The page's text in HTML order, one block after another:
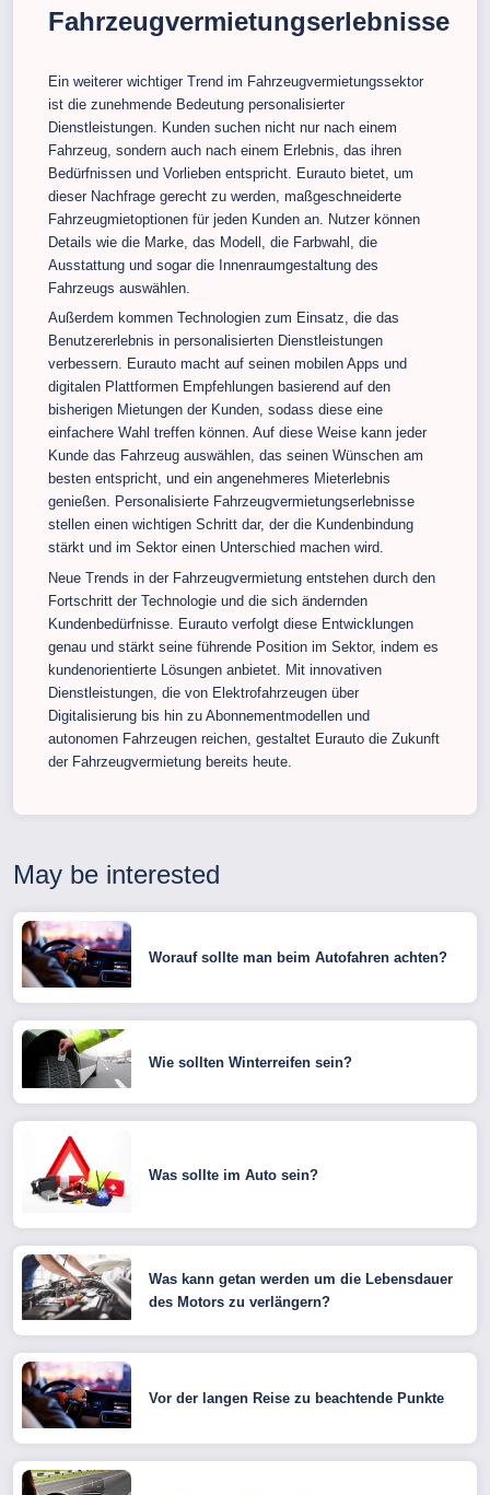
Fahrzeugvermietungserlebnisse
Ein weiterer wichtiger Trend im Fahrzeugvermietungssektor
ist die zunehmende Bedeutung personalisierter
Dienstleistungen. Kunden suchen nicht nur nach einem
Fahrzeug, sondern auch nach einem Erlebnis, das ihren
Bedürfnissen und Vorlieben entspricht. Eurauto bietet, um
dieser Nachfrage gerecht zu werden, maßgeschneiderte
Fahrzeugmietoptionen für jeden Kunden an. Nutzer können
Details wie die Marke, das Modell, die Farbwahl, die
Ausstattung und sogar die Innenraumgestaltung des
Fahrzeugs auswählen.
Außerdem kommen Technologien zum Einsatz, die das
Benutzererlebnis in personalisierten Dienstleistungen
verbessern. Eurauto macht auf seinen mobilen Apps und
digitalen Plattformen Empfehlungen basierend auf den
bisherigen Mietungen der Kunden, sodass diese eine
einfachere Wahl treffen können. Auf diese Weise kann jeder
Kunde das Fahrzeug auswählen, das seinen Wünschen am
besten entspricht, und ein angenehmeres Mieterlebnis
genießen. Personalisierte Fahrzeugvermietungserlebnisse
stellen einen wichtigen Schritt dar, der die Kundenbindung
stärkt und im Sektor einen Unterschied machen wird.
Neue Trends in der Fahrzeugvermietung entstehen durch den
Fortschritt der Technologie und die sich ändernden
Kundenbedürfnisse. Eurauto verfolgt diese Entwicklungen
genau und stärkt seine führende Position im Sektor, indem es
kundenorientierte Lösungen anbietet. Mit innovativen
Dienstleistungen, die von Elektrofahrzeugen über
Digitalisierung bis hin zu Abonnementmodellen und
autonomen Fahrzeugen reichen, gestaltet Eurauto die Zukunft
der Fahrzeugvermietung bereits heute.
May be interested
Worauf sollte man beim Autofahren achten?
Wie sollten Winterreifen sein?
Was sollte im Auto sein?
Was kann getan werden um die Lebensdauer
des Motors zu verlängern?
Vor der langen Reise zu beachtende Punkte